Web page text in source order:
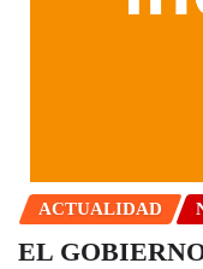
ACTUALIDAD
EL